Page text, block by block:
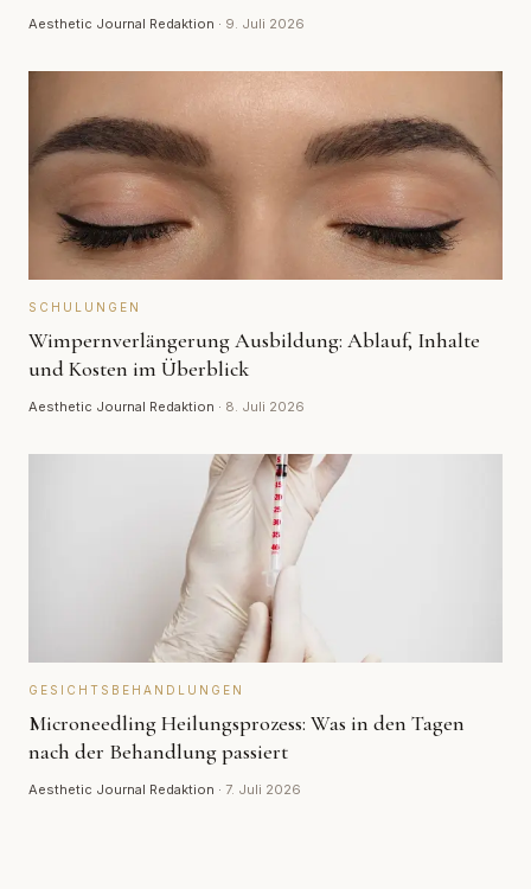
Aesthetic Journal Redaktion · 9. Juli 2026
SCHULUNGEN
Wimpernverlängerung Ausbildung: Ablauf, Inhalte
und Kosten im Überblick
Aesthetic Journal Redaktion · 8. Juli 2026
GESICHTSBEHANDLUNGEN
Microneedling Heilungsprozess: Was in den Tagen
nach der Behandlung passiert
Aesthetic Journal Redaktion · 7. Juli 2026